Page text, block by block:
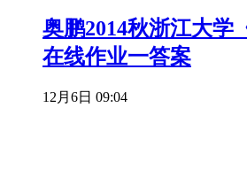
奥鹏2014秋浙江大学
在线作业一答案
12月6日 09:04